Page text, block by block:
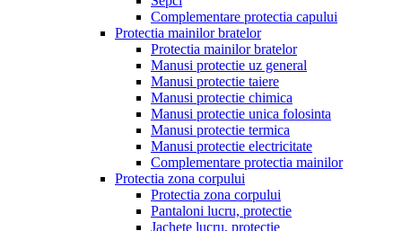
Complementare protectia capului
Protectia mainilor bratelor
Protectia mainilor bratelor
Manusi protectie uz general
Manusi protectie taiere
Manusi protectie chimica
Manusi protectie unica folosinta
Manusi protectie termica
Manusi protectie electricitate
Complementare protectia mainilor
Protectia zona corpului
Protectia zona corpului
Pantaloni lucru, protectie
Jachete lucru, protectie